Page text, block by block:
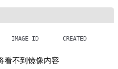
IMAGE ID       CREATED
看不到镜像内容